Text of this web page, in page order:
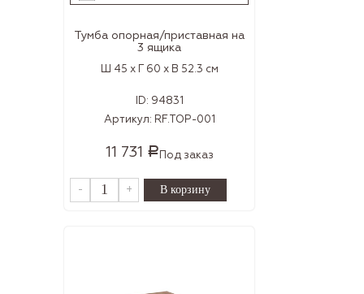
Тумба опорная/приставная на
3 ящика
Ш 45 x Г 60 x В 52.3 см
ID: 94831
Артикул: RF.TOP-001
11 731 Р Под заказ
- +